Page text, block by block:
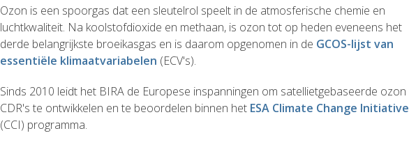
Ozon is een spoorgas dat een sleutelrol speelt in de atmosferische chemie en
luchtkwaliteit. Na koolstofdioxide en methaan, is ozon tot op heden eveneens het
derde belangrijkste broeikasgas en is daarom opgenomen in de GCOS-lijst van
essentiële klimaatvariabelen (ECV's).
Sinds 2010 leidt het BIRA de Europese inspanningen om satellietgebaseerde ozon
CDR's te ontwikkelen en te beoordelen binnen het ESA Climate Change Initiative
(CCI) programma.